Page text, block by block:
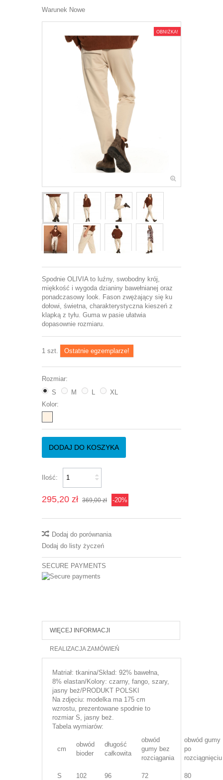
Warunek Nowe
OBNIŻKA!
Spodnie OLIVIA to luźny, swobodny krój,
miękkość i wygoda dzianiny bawełnianej oraz
ponadczasowy look. Fason zwężający się ku
dołowi, świetna, charakterystyczna kieszeń z
klapką z tyłu. Guma w pasie ułatwia
dopasownie rozmiaru.
1 szt. Ostatnie egzemplarze!
Rozmiar:
S
M
XL
Kolor:
DODAJ DO KOSZYKA
Ilość:
295,20 zł 369,00 zł -20%
Dodaj do porównania
Dodaj do listy życzeń
SECURE PAYMENTS
WIĘCEJ INFORMACJI
REALIZACJA ZAMÓWIEŃ
Matriał: tkanina/Skład: 92% bawełna,
8% elastan/Kolory: czarny, fango, szary,
jasny beż/PRODUKT POLSKI
Na zdjęciu: modelka ma 175 cm
wzrostu, prezentowane spodnie to
rozmiar S, jasny beż.
Tabela wymiarów:
cm
obwód
bioder
długość
całkowita
obwód
gumy bez
rozciągania
obwód gumy
po
rozciągnięciu
S 102 96 72 80